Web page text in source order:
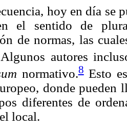
hoy en día se
el sentido de
de normas, las
Algunos autores
normativo.8Esto
donde pueden
diferentes de
local.